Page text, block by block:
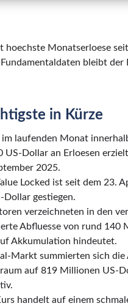
hoechste Monatserloese
bleibt der
in Kürze
laufenden Monat
US-Dollar an Erloesen
2025.
Locked ist seit dem 23.
Dollar gestiegen.
verzeichneten in den
Abfluesse von rund 140
Akkumulation hindeutet.
Markt summierten sich die
auf 819 Millionen US-
handelt auf einem